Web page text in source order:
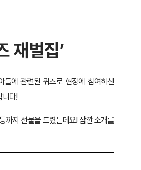
재벌집’
들에 관련된 퀴즈로 현장에 참여하신
니다!
까지 선물을 드렸는데요! 잠깐 소개를